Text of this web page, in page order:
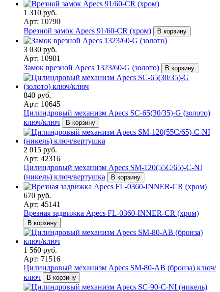
1 310 руб.
Арт: 10790
Врезной замок Apecs 91/60-CR (хром)
В корзину
3 030 руб.
Арт: 10901
Замок врезной Apecs 1323/60-G (золото)
В корзину
840 руб.
Арт: 10645
Цилиндровый механизм Apecs SC-65(30/35)-G (золото)
ключ/ключ
В корзину
2 015 руб.
Арт: 42316
Цилиндровый механизм Apecs SM-120(55C/65)-C-NI
(никель) ключ/вертушка
В корзину
670 руб.
Арт: 45141
Врезная задвижка Apecs FL-0360-INNER-CR (хром)
В корзину
1 560 руб.
Арт: 71516
Цилиндровый механизм Apecs SM-80-AB (бронза) ключ/
ключ
В корзину